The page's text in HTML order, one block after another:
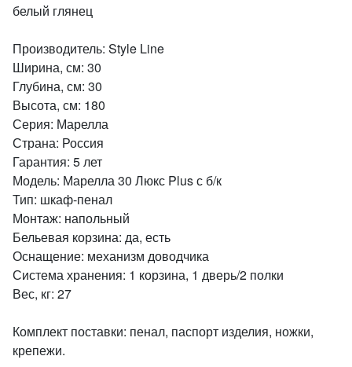
белый глянец
Производитель: Style Line
Ширина, см: 30
Глубина, см: 30
Высота, см: 180
Серия: Марелла
Страна: Россия
Гарантия: 5 лет
Модель: Марелла 30 Люкс Plus с б/к
Тип: шкаф-пенал
Монтаж: напольный
Бельевая корзина: да, есть
Оснащение: механизм доводчика
Система хранения: 1 корзина, 1 дверь/2 полки
Вес, кг: 27
Комплект поставки: пенал, паспорт изделия, ножки,
крепежи.